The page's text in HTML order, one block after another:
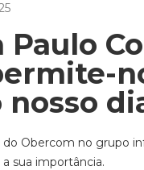
Obercom no grupo
sua importância.